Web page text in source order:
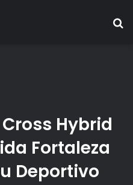
Hybrid
Fortaleza
Deportivo